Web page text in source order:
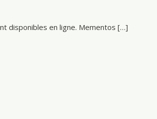
disponibles en ligne. Mementos […]